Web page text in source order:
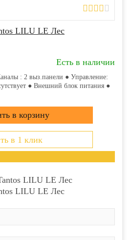
LILU LE Лес
Есть в наличии
: 2 выз.панели ● Управление:
● Внешний блок питания ●
в 1 клик
LILU LE Лес